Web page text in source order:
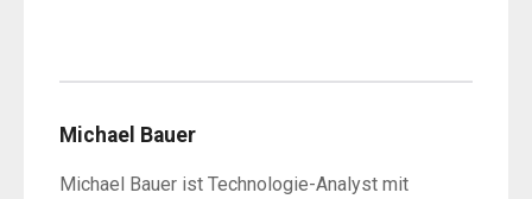
Michael Bauer
Michael Bauer ist Technologie-Analyst mit